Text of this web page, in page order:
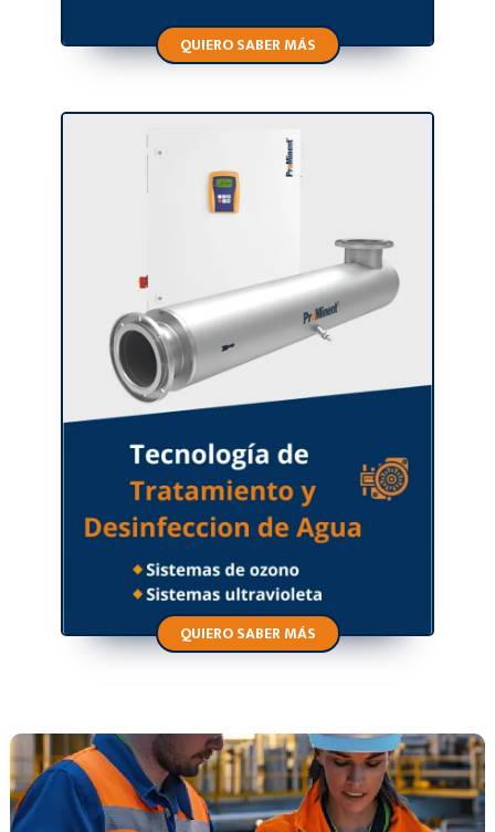
QUIERO SABER MÁS
QUIERO SABER MÁS